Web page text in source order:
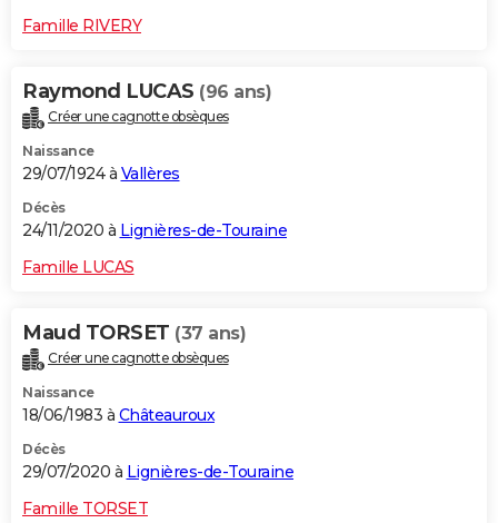
Famille RIVERY
Raymond LUCAS (96 ans)
Créer une cagnotte obsèques
Naissance
29/07/1924 à Vallères
Décès
24/11/2020 à Lignières-de-Touraine
Famille LUCAS
Maud TORSET (37 ans)
Créer une cagnotte obsèques
Naissance
18/06/1983 à Châteauroux
Décès
29/07/2020 à Lignières-de-Touraine
Famille TORSET